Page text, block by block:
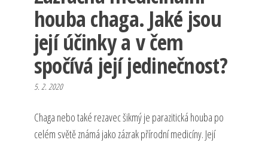
houba chaga. Jaké jsou
její účinky a v čem
spočívá její jedinečnost?
5. 2. 2020
Chaga nebo také rezavec šikmý je parazitická houba po
celém světě známá jako zázrak přírodní medicíny. Její